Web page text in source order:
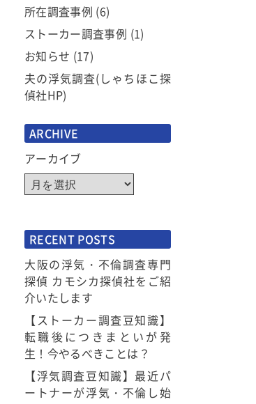
所在調査事例 (6)
ストーカー調査事例 (1)
お知らせ (17)
夫の浮気調査(しゃちほこ探
偵社HP)
ARCHIVE
アーカイブ
RECENT POSTS
大阪の浮気・不倫調査専門
探偵 カモシカ探偵社をご紹
介いたします
【ストーカー調査豆知識】
転職後につきまといが発
生！今やるべきことは？
【浮気調査豆知識】最近パ
ートナーが浮気・不倫し始